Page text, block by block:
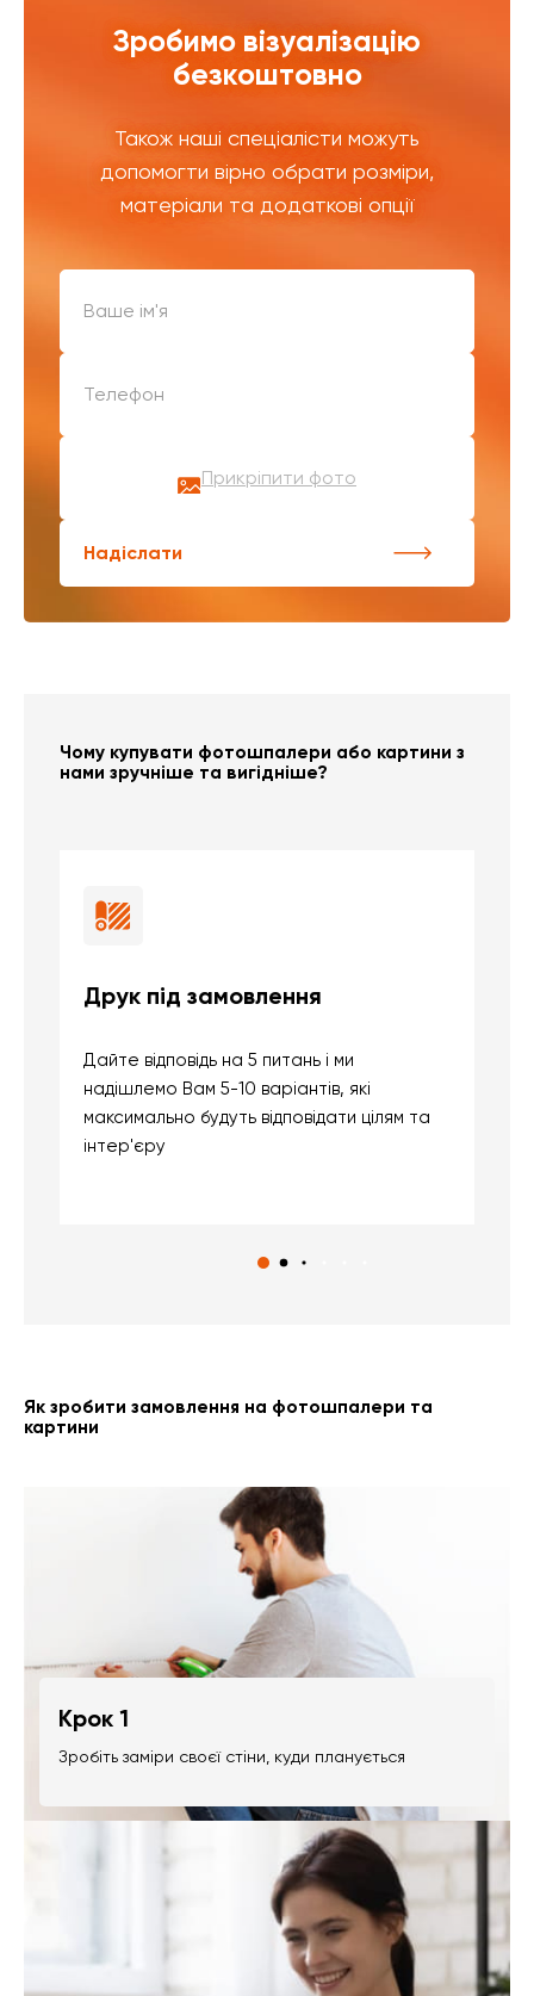
Зробимо візуалізацію
безкоштовно
Також наші спеціалісти можуть
допомогти вірно обрати розміри,
матеріали та додаткові опції
Прикріпити фото
Надіслати
Чому купувати фотошпалери або картини з
нами зручніше та вигідніше?
Друк під замовлення
Дайте відповідь на 5 питань і ми
надішлемо Вам 5-10 варіантів, які
максимально будуть відповідати цілям та
інтер'єру
Як зробити замовлення на фотошпалери та
картини
Крок 1
Зробіть заміри своєї стіни, куди планується